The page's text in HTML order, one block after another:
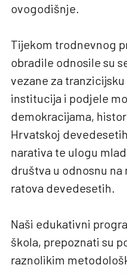
ovogodišnje.
Tijekom trodnevnog
obradile odnosile su
vezane za
institucija i podjele
demokracijama,
Hrvatskoj
narativa te ulogu
društva u odnosnu
ratova devedesetih.
Naši edukativni
škola, prepoznati su
raznolikim